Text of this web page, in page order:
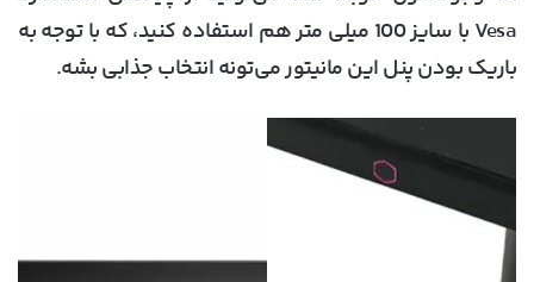
Vesa با سایز 100 میلی متر هم استفاده کنید، که با توجه به
باریک بودن پنل این مانیتور می‌تونه انتخاب جذابی بشه.